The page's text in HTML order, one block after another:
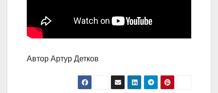
Автор Артур Детков